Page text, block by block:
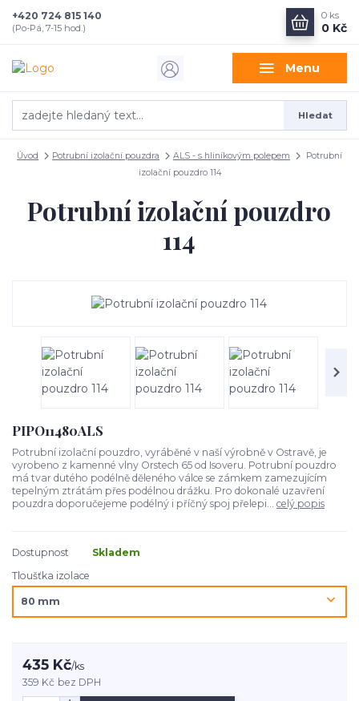
Menu
Hledat
+420 724 815 140
(Po-Pá, 7-15 hod.)
0 ks
0 Kč
Úvod Potrubní izolační pouzdra ALS - s hliníkovým polepem
Potrubní
izolační pouzdro 114
Potrubní izolační pouzdro
114
PIPO11480ALS
Potrubní izolační pouzdro, vyráběné v naší výrobně v Ostravě, je
vyrobeno z kamenné vlny Orstech 65 od Isoveru. Potrubní pouzdro
má tvar dutého podélně děleného válce se zámkem zamezujícím
tepelným ztrátám přes podélnou drážku. Pro dokonalé uzavření
pouzdra doporučejeme podélný i příčný spoj přelepi... celý popis
Dostupnost
Skladem
Tloušťka izolace
435 Kč/ks
359 Kč bez DPH